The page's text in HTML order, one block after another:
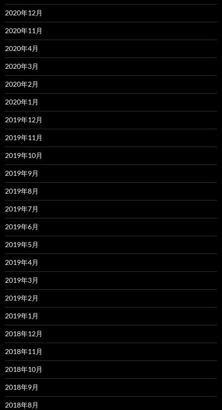
2020年12月
2020年11月
2020年4月
2020年3月
2020年2月
2020年1月
2019年12月
2019年11月
2019年10月
2019年9月
2019年8月
2019年7月
2019年6月
2019年5月
2019年4月
2019年3月
2019年2月
2019年1月
2018年12月
2018年11月
2018年10月
2018年9月
2018年8月